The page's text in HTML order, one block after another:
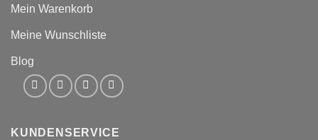
Mein Warenkorb
Meine Wunschliste
Blog
KUNDENSERVICE